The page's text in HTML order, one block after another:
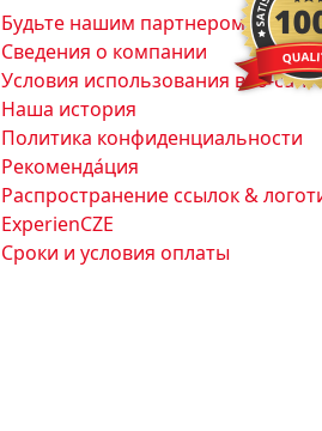
Будьте нашим партнером
Сведения о компании
Условия использования веб-
Наша история
Политика конфиденциальности
Рекоменда́ция
Распространение ссылок &
ExperienCZE
Сроки и условия оплаты